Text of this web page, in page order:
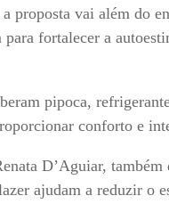
proposta vai além do
fortalecer a
pipoca,
conforto e
D’Aguiar,
ajudam a reduzir o